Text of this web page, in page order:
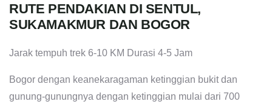
RUTE PENDAKIAN DI SENTUL,
SUKAMAKMUR DAN BOGOR
Jarak tempuh trek 6-10 KM Durasi 4-5 Jam
Bogor dengan keanekaragaman ketinggian bukit dan
gunung-gunungnya dengan ketinggian mulai dari 700